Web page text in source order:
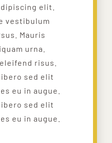
elit.
vestibulum
Mauris
urna.
risus.
sed elit
eu in augue.
sed elit
eu in augue.